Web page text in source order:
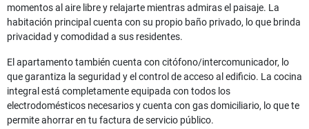
momentos al aire libre y relajarte mientras admiras el paisaje. La
habitación principal cuenta con su propio baño privado, lo que brinda
privacidad y comodidad a sus residentes.
El apartamento también cuenta con citófono/intercomunicador, lo
que garantiza la seguridad y el control de acceso al edificio. La cocina
integral está completamente equipada con todos los
electrodomésticos necesarios y cuenta con gas domiciliario, lo que te
permite ahorrar en tu factura de servicio público.